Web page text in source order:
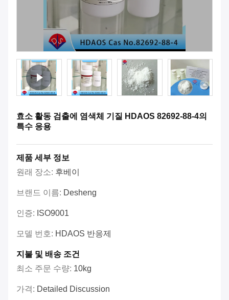
효소 활동 검출에 염색체 기질 HDAOS 82692-88-4의
특수 응용
제품 세부 정보
원래 장소: 후베이
브랜드 이름: Desheng
인증: ISO9001
모델 번호: HDAOS 반응제
지불 및 배송 조건
최소 주문 수량: 10kg
가격: Detailed Discussion